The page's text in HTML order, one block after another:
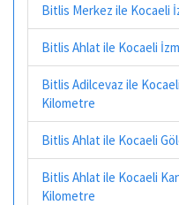
Bitlis Merkez ile Kocaeli
Bitlis Ahlat ile Kocaeli
Bitlis Adilcevaz ile
Kilometre
Bitlis Ahlat ile Kocaeli
Bitlis Ahlat ile Kocaeli
Kilometre